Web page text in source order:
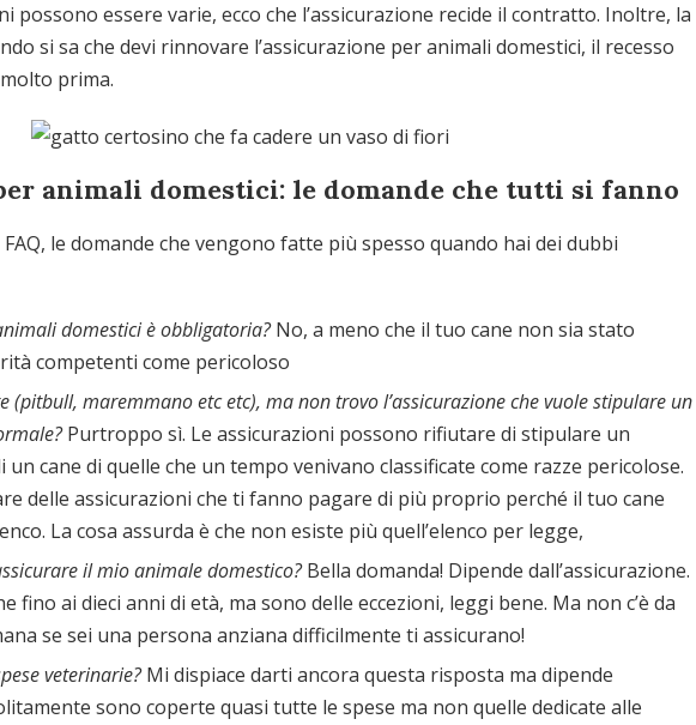
possono essere varie, ecco che l’assicurazione recide il contratto. Inoltre, la
si sa che devi rinnovare l’assicurazione per animali domestici, il recesso
prima.
animali domestici: le domande che tutti si fanno
FAQ, le domande che vengono fatte più spesso quando hai dei dubbi
domestici è obbligatoria?No, a meno che il tuo cane non sia stato
competenti come pericoloso
(pitbull, maremmano etc etc), ma non trovo l’assicurazione che vuole stipulare un
Purtroppo sì. Le assicurazioni possono rifiutare di stipulare un
cane di quelle che un tempo venivano classificate come razze pericolose.
delle assicurazioni che ti fanno pagare di più proprio perché il tuo cane
La cosa assurda è che non esiste più quell’elenco per legge,
il mio animale domestico?Bella domanda! Dipende dall’assicurazione.
fino ai dieci anni di età, ma sono delle eccezioni, leggi bene. Ma non c’è da
se sei una persona anziana difficilmente ti assicurano!
veterinarie?Mi dispiace darti ancora questa risposta ma dipende
sono coperte quasi tutte le spese ma non quelle dedicate alle